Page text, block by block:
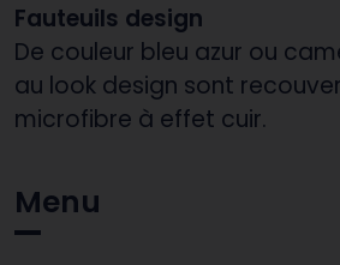
Fauteuils design
De couleur bleu azur ou
au look design sont
microfibre à effet cuir.
Menu